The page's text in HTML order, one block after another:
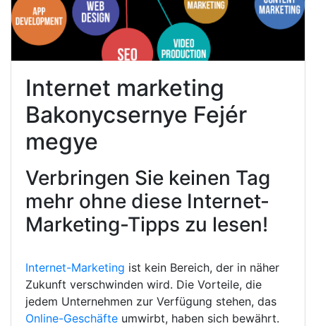
Internet marketing
Bakonycsernye Fejér
megye
Verbringen Sie keinen Tag
mehr ohne diese Internet-
Marketing-Tipps zu lesen!
Internet-Marketing ist kein Bereich, der in näher
Zukunft verschwinden wird. Die Vorteile, die
jedem Unternehmen zur Verfügung stehen, das
Online-Geschäfte umwirbt, haben sich bewährt.